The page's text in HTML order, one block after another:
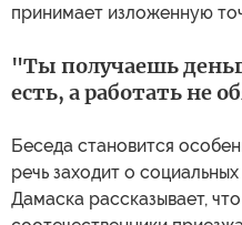
принимает изложенную
"Ты получаешь
есть, а работать не
Беседа становится
речь заходит о
Дамаска рассказывает,